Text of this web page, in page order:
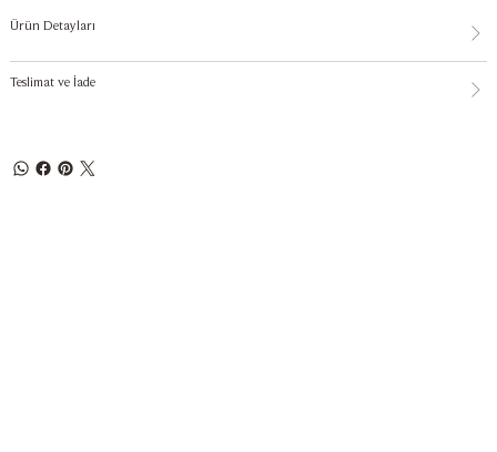
Ürün Detayları
Teslimat ve İade